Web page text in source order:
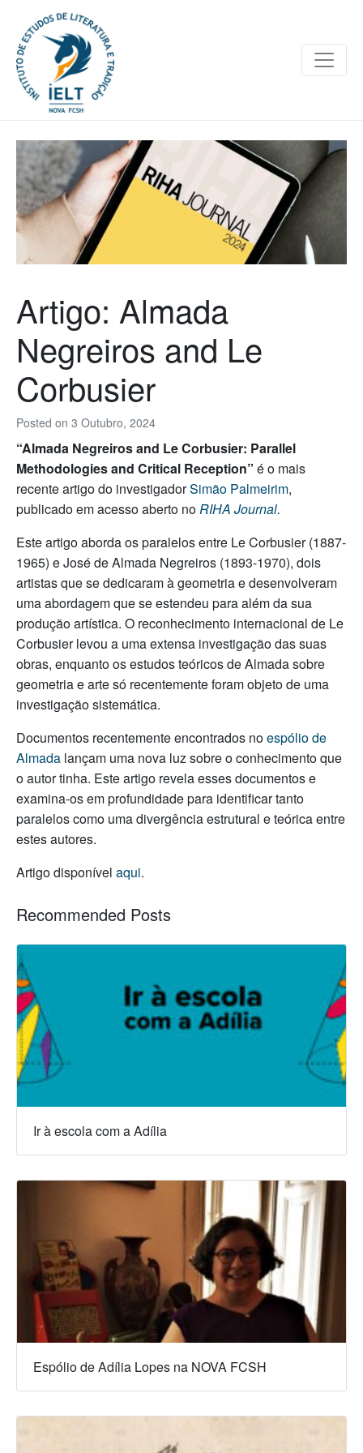
Posted on 3 Outubro, 2024
Artigo: Almada
Negreiros and Le
Corbusier
“Almada Negreiros and Le Corbusier: Parallel
Methodologies and Critical Reception” é o mais
recente artigo do investigadorSimão Palmeirim,
publicado em acesso aberto noRIHA Journal.
Este artigo aborda os paralelos entre Le Corbusier (1887-
1965) e José de Almada Negreiros (1893-1970), dois
artistas que se dedicaram à geometria e desenvolveram
uma abordagem que se estendeu para além da sua
produção artística. O reconhecimento internacional de Le
Corbusier levou a uma extensa investigação das suas
obras, enquanto os estudos teóricos de Almada sobre
geometria e arte só recentemente foram objeto de uma
investigação sistemática.
Documentos recentemente encontrados noespólio de
Almada lançam uma nova luz sobre o conhecimento que
o autor tinha. Este artigo revela esses documentos e
examina-os em profundidade para identificar tanto
paralelos como uma divergência estrutural e teórica entre
estes autores.
Artigo disponível aqui.
Recommended Posts
Ir à escola com a Adília
Espólio de Adília Lopes na NOVA FCSH